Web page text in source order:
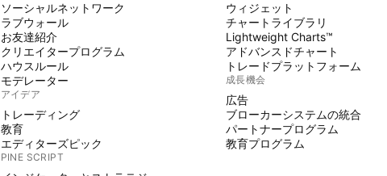
ソーシャルネットワーク
ラブウォール
お友達紹介
クリエイタープログラム
ハウスルール
モデレーター
アイデア
トレーディング
教育
エディターズピック
PINE SCRIPT
ウィジェット
チャートライブラリ
Lightweight Charts™
アドバンスドチャート
トレードプラットフォーム
成長機会
広告
ブローカーシステムの統合
パートナープログラム
教育プログラム